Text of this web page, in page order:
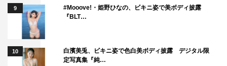
9
#Mooove!・姫野ひなの、ビキニ姿で美ボディ披露
『BLT…
10
白濱美兎、ビキニ姿で色白美ボディ披露 デジタル限
定写真集『純…